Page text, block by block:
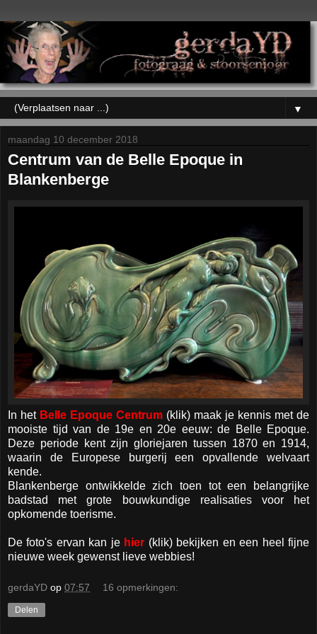
▼
maandag 10 december 2018
Centrum van de Belle Epoque in
Blankenberge
In het Belle Epoque Centrum (klik) maak je kennis met de
mooiste tijd van de 19e en 20e eeuw: de Belle Epoque.
Deze periode kent zijn gloriejaren tussen 1870 en 1914,
waarin de Europese burgerij een opvallende welvaart
kende.
Blankenberge ontwikkelde zich toen tot een belangrijke
badstad met grote bouwkundige realisaties voor het
opkomende toerisme.
De foto's ervan kan je hier (klik) bekijken en een heel fijne
nieuwe week gewenst lieve webbies!
gerdaYD op 07:57 16 opmerkingen:
Delen